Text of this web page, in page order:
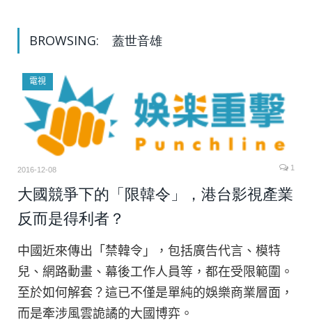
BROWSING: 蓋世音雄
電視
2016-12-08 1
大國競爭下的「限韓令」，港台影視產業
反而是得利者？
中國近來傳出「禁韓令」，包括廣告代言、模特
兒、網路動畫、幕後工作人員等，都在受限範圍。
至於如何解套？這已不僅是單純的娛樂商業層面，
而是牽涉風雲詭譎的大國博弈。